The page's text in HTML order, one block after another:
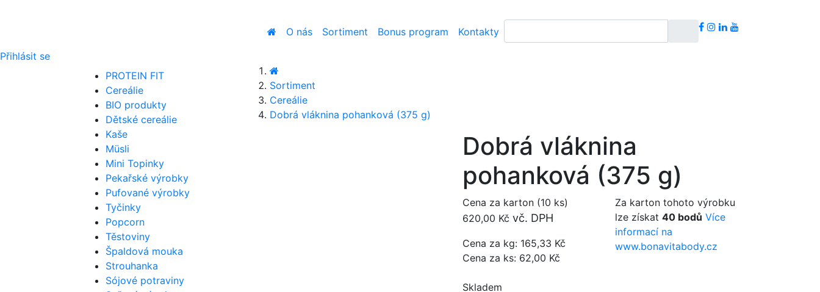
O nás Sortiment Bonus program
Kontakty
Přihlásit se
PROTEIN FIT
Cereálie
BIO produkty
Dětské cereálie
Kaše
Müsli
Mini Topinky
Pekařské výrobky
Pufované výrobky
Tyčinky
Popcorn
Těstoviny
Špaldová mouka
Strouhanka
Sójové potraviny
Sortiment
Cereálie
Dobrá vláknina pohanková (375 g)
Dobrá vláknina
pohanková (375 g)
Cena za karton (10 ks)
620,00 Kčvč. DPH
Cena za kg: 165,33 Kč
Cena za ks: 62,00 Kč
Skladem
Za karton tohoto výrobku
lze získat 40bodů Více
informací na
www.bonavitabody.cz